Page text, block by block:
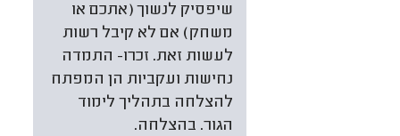
שיפסיק לנשוך (אתכם או
משחק) אם לא קיבל רשות
לעשות זאת. זכרו- התמדה
נחישות ועקביות הן המפתח
להצלחה בתהליך לימוד
הגור. בהצלחה.